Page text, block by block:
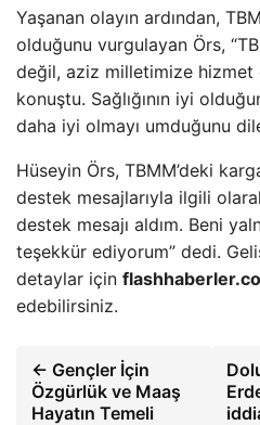
Yaşanan olayın ardından,
olduğunu vurgulayan Örs,
değil, aziz milletimize hizmet
konuştu. Sağlığının iyi
daha iyi olmayı umduğunu
Hüseyin Örs, TBMM’deki
destek mesajlarıyla ilgili
destek mesajı aldım. Beni
teşekkür ediyorum” dedi.
detaylar için
edebilirsiniz.
← Gençler İçin
Özgürlük ve Maaş
Hayatın Temeli